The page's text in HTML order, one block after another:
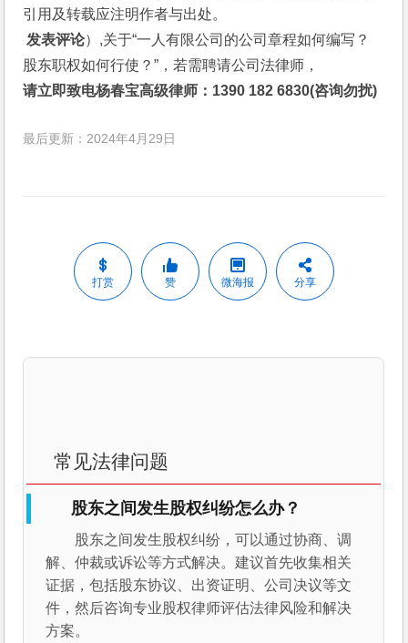
引用及转载应注明作者与出处。
发表评论）,关于“一人有限公司的公司章程如何编写？
股东职权如何行使？”，若需聘请公司法律师，
请立即致电杨春宝高级律师：1390 182 6830(咨询勿扰)
最后更新：2024年4月29日
打赏 赞 微海报 分享
常见法律问题
股东之间发生股权纠纷怎么办？
股东之间发生股权纠纷，可以通过协商、调
解、仲裁或诉讼等方式解决。建议首先收集相关
证据，包括股东协议、出资证明、公司决议等文
件，然后咨询专业股权律师评估法律风险和解决
方案。